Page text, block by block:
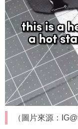
（圖片來源：